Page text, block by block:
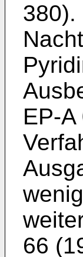
380).
EP-
66